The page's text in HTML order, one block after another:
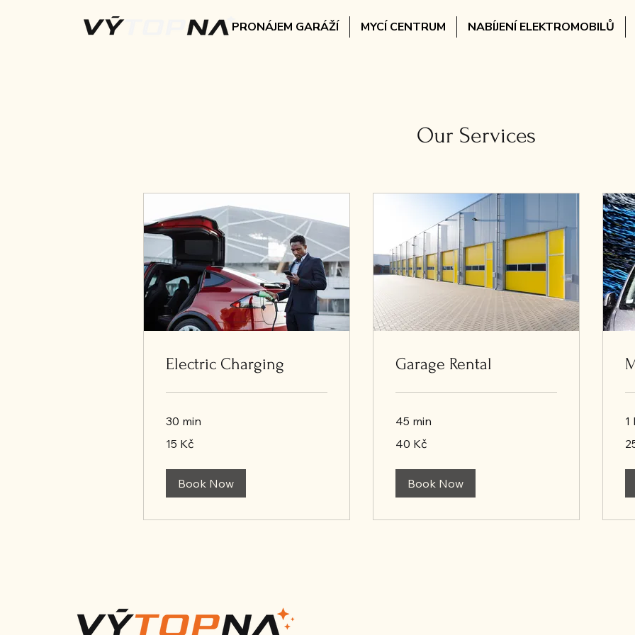
PRONÁJEM GARÁŽÍ MYCÍ CENTRUM NABÍJENÍ ELEKTROMOBILŮ
Our Services
Electric Charging
30 min
českých
15 Kč
Book Now
Garage Rental
45 min
českých
40 Kč
Book Now
1